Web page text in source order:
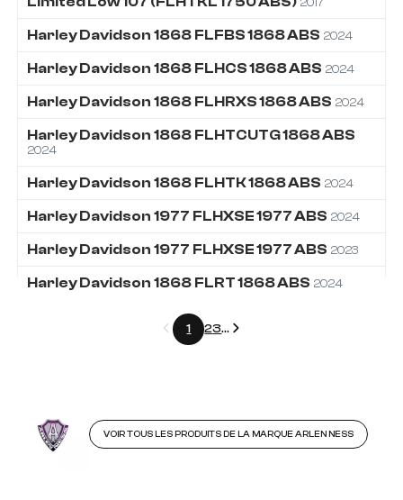
Harley Davidson 1868 FLFBS 1868 ABS 2024
Harley Davidson 1868 FLHCS 1868 ABS 2024
Harley Davidson 1868 FLHRXS 1868 ABS 2024
Harley Davidson 1868 FLHTCUTG 1868 ABS
2024
Harley Davidson 1868 FLHTK 1868 ABS 2024
Harley Davidson 1977 FLHXSE 1977 ABS 2024
Harley Davidson 1977 FLHXSE 1977 ABS 2023
Harley Davidson 1868 FLRT 1868 ABS 2024
Précédent
1 23... Suivant
VOIR TOUS LES PRODUITS DE LA MARQUE ARLEN NESS